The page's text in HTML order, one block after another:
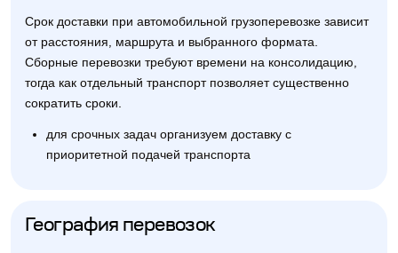
Срок доставки при автомобильной грузоперевозке зависит
от расстояния, маршрута и выбранного формата.
Сборные перевозки требуют времени на консолидацию,
тогда как отдельный транспорт позволяет существенно
сократить сроки.
для срочных задач организуем доставку с
приоритетной подачей транспорта
География перевозок